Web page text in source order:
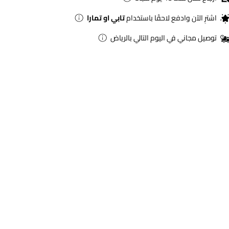
اشترِ الآن وادفع لاحقًا باستخدامتابي او تمارا
توصيل مجاني في اليوم التالي بالرياض